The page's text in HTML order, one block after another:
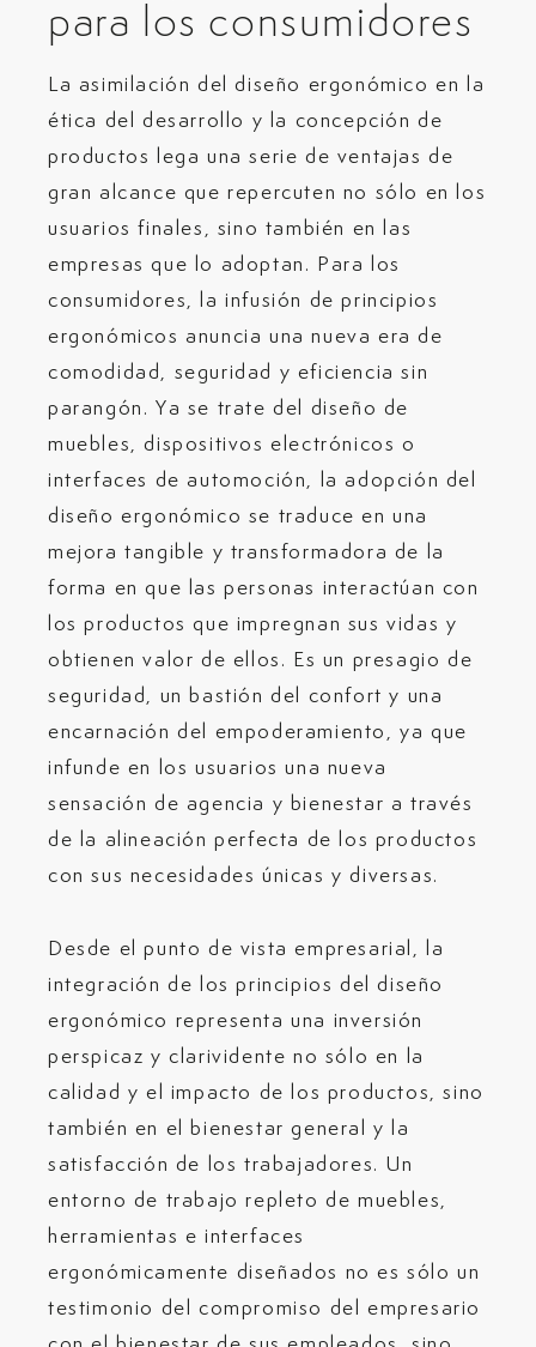
para los consumidores
La asimilación del diseño ergonómico en la
ética del desarrollo y la concepción de
productos lega una serie de ventajas de
gran alcance que repercuten no sólo en los
usuarios finales, sino también en las
empresas que lo adoptan. Para los
consumidores, la infusión de principios
ergonómicos anuncia una nueva era de
comodidad, seguridad y eficiencia sin
parangón. Ya se trate del diseño de
muebles, dispositivos electrónicos o
interfaces de automoción, la adopción del
diseño ergonómico se traduce en una
mejora tangible y transformadora de la
forma en que las personas interactúan con
los productos que impregnan sus vidas y
obtienen valor de ellos. Es un presagio de
seguridad, un bastión del confort y una
encarnación del empoderamiento, ya que
infunde en los usuarios una nueva
sensación de agencia y bienestar a través
de la alineación perfecta de los productos
con sus necesidades únicas y diversas.
Desde el punto de vista empresarial, la
integración de los principios del diseño
ergonómico representa una inversión
perspicaz y clarividente no sólo en la
calidad y el impacto de los productos, sino
también en el bienestar general y la
satisfacción de los trabajadores. Un
entorno de trabajo repleto de muebles,
herramientas e interfaces
ergonómicamente diseñados no es sólo un
testimonio del compromiso del empresario